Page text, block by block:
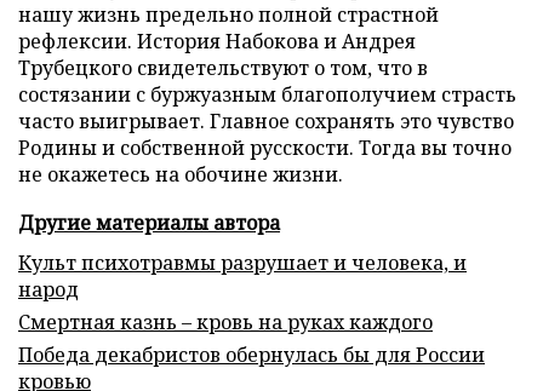
нашу жизнь предельно полной страстной
рефлексии. История Набокова и Андрея
Трубецкого свидетельствуют о том, что в
состязании с буржуазным благополучием страсть
часто выигрывает. Главное сохранять это чувство
Родины и собственной русскости. Тогда вы точно
не окажетесь на обочине жизни.
Другие материалы автора
Культ психотравмы разрушает и человека, и
народ
Смертная казнь – кровь на руках каждого
Победа декабристов обернулась бы для России
кровью